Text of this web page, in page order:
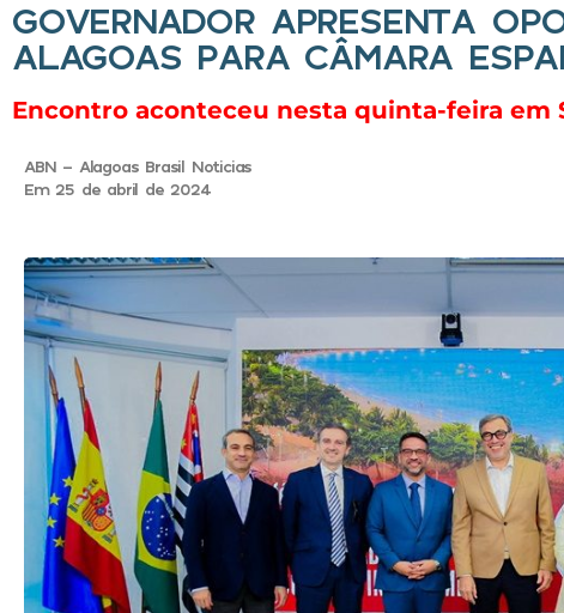
GOVERNADOR APRESENTA
ALAGOAS PARA CÂMARA
Encontro aconteceu nesta quinta-feira em
ABN - Alagoas Brasil Noticias
Em 25 de abril de 2024